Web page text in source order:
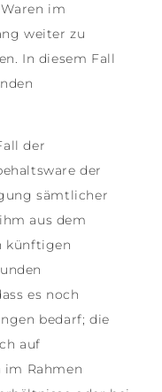
im
weiter zu
In diesem Fall
der
der
sämtlicher
aus dem
künftigen
es noch
bedarf; die
auf
im Rahmen